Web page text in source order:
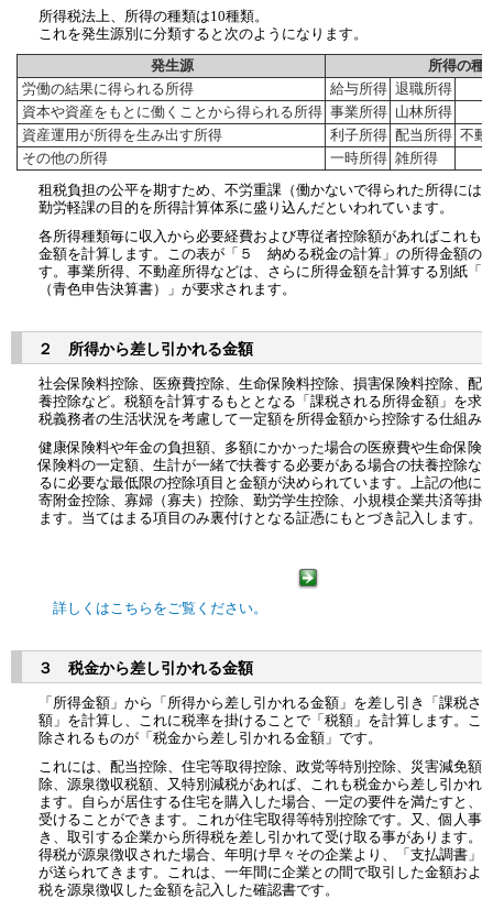
所得税法上、所得の種類は10種類。
これを発生源別に分類すると次のようになります。
発生源
所得の種
労働の結果に得られる所得
給与所得 退職所得
資本や資産をもとに働くことから得られる所得 事業所得 山林所得
資産運用が所得を生み出す所得
利子所得 配当所得 不動
その他の所得
一時所得 雑所得
租税負担の公平を期すため、不労重課（働かないで得られた所得には
勤労軽課の目的を所得計算体系に盛り込んだといわれています。
各所得種類毎に収入から必要経費および専従者控除額があればこれも
金額を計算します。この表が「５ 納める税金の計算」の所得金額の
す。事業所得、不動産所得などは、さらに所得金額を計算する別紙「
（青色申告決算書）」が要求されます。
２ 所得から差し引かれる金額
社会保険料控除、医療費控除、生命保険料控除、損害保険料控除、配
養控除など。税額を計算するもととなる「課税される所得金額」を求
税義務者の生活状況を考慮して一定額を所得金額から控除する仕組み
健康保険料や年金の負担額、多額にかかった場合の医療費や生命保険
保険料の一定額、生計が一緒で扶養する必要がある場合の扶養控除な
るに必要な最低限の控除項目と金額が決められています。上記の他に
寄附金控除、寡婦（寡夫）控除、勤労学生控除、小規模企業共済等掛
ます。当てはまる項目のみ裏付けとなる証憑にもとづき記入します。
詳しくはこちらをご覧ください。
３ 税金から差し引かれる金額
「所得金額」から「所得から差し引かれる金額」を差し引き「課税さ
額」を計算し、これに税率を掛けることで「税額」を計算します。こ
除されるものが「税金から差し引かれる金額」です。
これには、配当控除、住宅等取得控除、政党等特別控除、災害減免額
除、源泉徴収税額、又特別減税があれば、これも税金から差し引かれ
ます。自らが居住する住宅を購入した場合、一定の要件を満たすと、
受けることができます。これが住宅取得等特別控除です。又、個人事
き、取引する企業から所得税を差し引かれて受け取る事があります。
得税が源泉徴収された場合、年明け早々その企業より、「支払調書」
が送られてきます。これは、一年間に企業との間で取引した金額およ
税を源泉徴収した金額を記入した確認書です。